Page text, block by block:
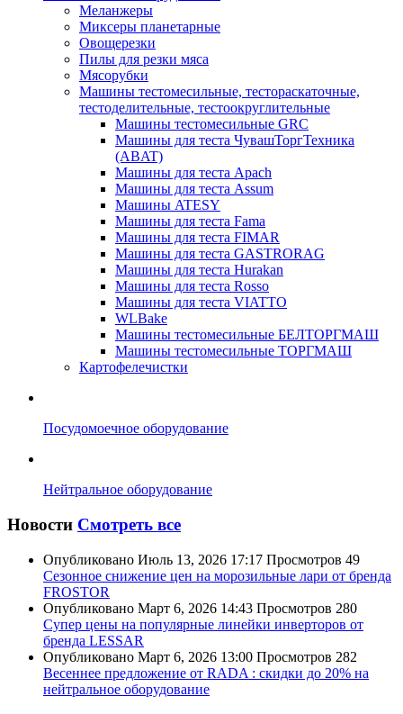
Меланжеры
Миксеры планетарные
Овощерезки
Пилы для резки мяса
Мясорубки
Машины тестомесильные, тестораскаточные,
тестоделительные, тестоокруглительные
Машины тестомесильные GRC
Машины для теста ЧувашТоргТехника
(ABAT)
Машины для теста Apach
Машины для теста Assum
Машины ATESY
Машины для теста Fama
Машины для теста FIMAR
Машины для теста GASTRORAG
Машины для теста Hurakan
Машины для теста Rosso
Машины для теста VIATTO
WLBake
Машины тестомесильные БЕЛТОРГМАШ
Машины тестомесильные ТОРГМАШ
Картофелечистки
Посудомоечное оборудование
Нейтральное оборудование
Новости Смотреть все
Опубликовано Июль 13, 2026 17:17 Просмотров 49
Сезонное снижение цен на морозильные лари от бренда
FROSTOR
Опубликовано Март 6, 2026 14:43 Просмотров 280
Супер цены на популярные линейки инверторов от
бренда LESSAR
Опубликовано Март 6, 2026 13:00 Просмотров 282
Весеннее предложение от RADA : скидки до 20% на
нейтральное оборудование